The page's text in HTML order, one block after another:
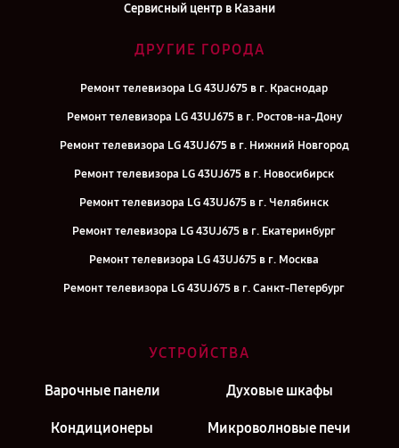
Сервисный центр в Казани
ДРУГИЕ ГОРОДА
Ремонт телевизора LG 43UJ675 в г. Краснодар
Ремонт телевизора LG 43UJ675 в г. Ростов-на-Дону
Ремонт телевизора LG 43UJ675 в г. Нижний Новгород
Ремонт телевизора LG 43UJ675 в г. Новосибирск
Ремонт телевизора LG 43UJ675 в г. Челябинск
Ремонт телевизора LG 43UJ675 в г. Екатеринбург
Ремонт телевизора LG 43UJ675 в г. Москва
Ремонт телевизора LG 43UJ675 в г. Санкт-Петербург
УСТРОЙСТВА
Варочные панели Духовые шкафы
Кондиционеры Микроволновые печи